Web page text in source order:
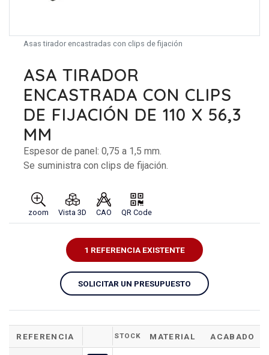
Asas tirador encastradas con clips de fijación
ASA TIRADOR
ENCASTRADA CON CLIPS
DE FIJACIÓN DE 110 X 56,3
MM
Espesor de panel: 0,75 a 1,5 mm.
Se suministra con clips de fijación.
zoom Vista 3D CAO QR Code
1 REFERENCIA EXISTENTE
SOLICITAR UN PRESUPUESTO
REFERENCIA STOCK MATERIAL ACABADO